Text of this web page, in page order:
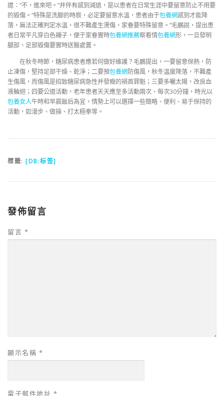
道：“不，進來吧。”并伴有感到減退，是以患者在日常生涯中要留意防止不用要
的毀傷。“特殊是洗腳的時辰，必定要留意水溫，患者由于包養網感到才能降
落，無法正確判定水溫，很不難產生燙傷，家眷要特殊留意。”毛鵬說，提出患
者日常平凡穿白色襪子，便于家眷實時包養網推薦察看情包養網形，一旦發明
腿部、足部毀傷要實時送醫處置。
在秋冬時節，糖尿病患者應若何做好維護？毛鵬提出，一要留意保熱，防
止凍傷，堅持足部干燥、乾淨；二要預包養網防傷風，秋冬溫度降落，不難產
生傷風，而傷風是招致糖尿病急性并發癥的禍首罪魁；三要多曬太陽，改良血
液輪迴；四要公道活動，老年患者天天應至多活動兩次、每次30分鐘，時光以
包養女人午時和早晨飯后為宜，情勢上可以選擇一些簡略、便利、易于保持的
活動，如漫步、做操、打太極拳等。
標籤: [DB:标签]
發佈留言
留言 *
顯示名稱 *
電子郵件地址 *